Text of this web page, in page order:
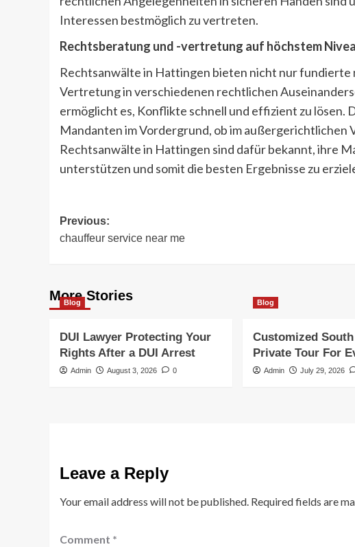
Interessen bestmöglich zu vertreten.
Rechtsberatung und -vertretung auf höchstem
Rechtsanwälte in Hattingen bieten nicht nur
Vertretung in verschiedenen rechtlichen
ermöglicht es, Konflikte schnell und effizient zu lösen.
Mandanten im Vordergrund, ob im
Rechtsanwälte in Hattingen sind dafür bekannt, ihre
unterstützen und somit die besten Ergebnisse zu
Post
navigation
Previous:
chauffeur service near me
More Stories
Blog
DUI Lawyer Protecting Your
Rights After a DUI Arrest
Admin August 3, 2026 0
Blog
Customized
Private Tour For
Admin July 29, 2026
Leave a Reply
Your email address will not be published. Required fields are
Comment *